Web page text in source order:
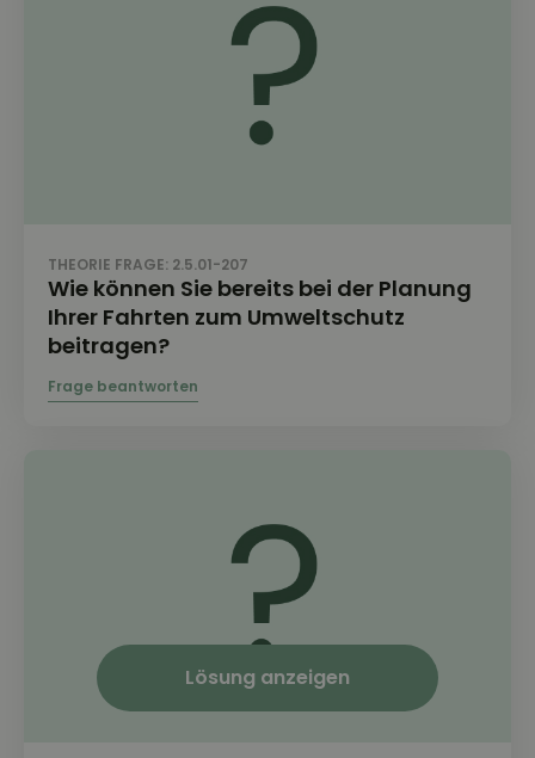
Lösung anzeigen
THEORIE FRAGE: 2.5.01-207
Wie können Sie bereits bei der Planung
Ihrer Fahrten zum Umweltschutz
beitragen?